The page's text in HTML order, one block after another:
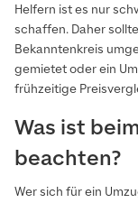
Helfern ist es nur
schaffen. Daher
Bekanntenkreis
gemietet oder ein
frühzeitige
Was ist
beachten?
Wer sich für ein